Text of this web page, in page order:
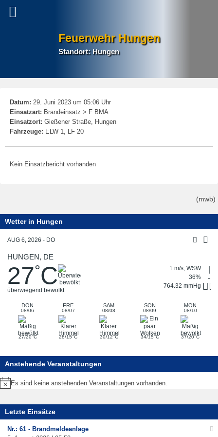
Feuerwehr Hungen
Standort: Hungen
Datum: 29. Juni 2023 um 05:06 Uhr
Einsatzart: Brandeinsatz > F BMA
Einsatzort: Gießener Straße, Hungen
Fahrzeuge: ELW 1, LF 20
Kein Einsatzbericht vorhanden
(mwb)
Wetter in Hungen
AUG 6, 2026 - DO
HUNGEN, DE
27°C
überwiegend bewölkt
1 m/s, WSW
36%
764.32 mmHg
DON
08/06
FRE
08/07
SAM
08/08
SON
08/09
MON
08/10
27/20°C 28/15°C 30/12°C 34/15°C 37/20°C
Anstehende Veranstaltungen
Hinweis
Es sind keine anstehenden Veranstaltungen vorhanden.
Letzte Einsätze
Nr.: 61 - Brandmeldeanlage